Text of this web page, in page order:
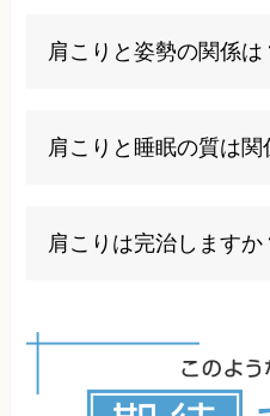
になります。緊張が腕
五十肩になる可能性もあ
くエクササイズなどが
関節・筋肉を動かす効果
肩こりと姿勢の関係は
前かがみや猫背の姿勢
負担をかけ、肩こりを
でいるかを知ること、
肩こりと睡眠の質は関
勢で眠れず睡眠の質が
悪い睡眠は筋肉の回復
肩こりは完治しますか
性化した肩こりの完治
す。原因に応じた適切
必要となりますが、肩